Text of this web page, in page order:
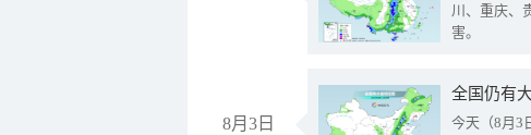
川、重庆、
害。
8月3日
全国仍有
今天（8月3